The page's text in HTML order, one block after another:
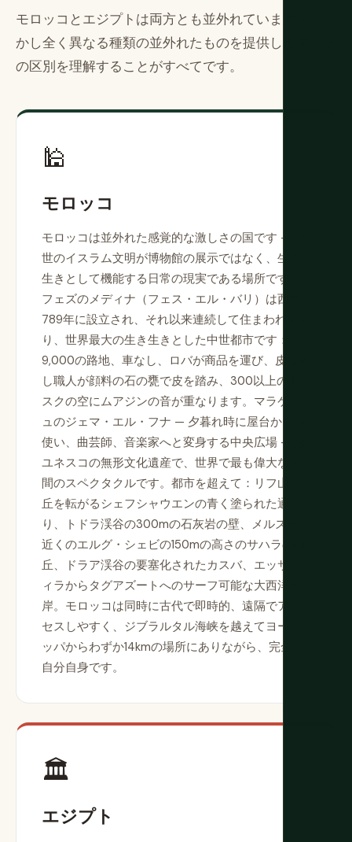
モロッコとエジプトは両方とも並外れています — し
かし全く異なる種類の並外れたものを提供します。そ
の区別を理解することがすべてです。
🕌
モロッコ
モロッコは並外れた感覚的な激しさの国です — 中
世のイスラム文明が博物館の展示ではなく、生き
生きとして機能する日常の現実である場所です。
フェズのメディナ（フェス・エル・バリ）は西暦
789年に設立され、それ以来連続して住まわれてお
り、世界最大の生き生きとした中世都市です：
9,000の路地、車なし、ロバが商品を運び、皮なめ
し職人が顔料の石の甕で皮を踏み、300以上のモ
スクの空にムアジンの音が重なります。マラケシ
ュのジェマ・エル・フナ — 夕暮れ時に屋台から蛇
使い、曲芸師、音楽家へと変身する中央広場 — は
ユネスコの無形文化遺産で、世界で最も偉大な人
間のスペクタクルです。都市を超えて：リフ山の
丘を転がるシェフシャウエンの青く塗られた通
り、トドラ渓谷の300mの石灰岩の壁、メルズーガ
近くのエルグ・シェビの150mの高さのサハラの砂
丘、ドラア渓谷の要塞化されたカスバ、エッサウ
ィラからタグアズートへのサーフ可能な大西洋沿
岸。モロッコは同時に古代で即時的、遠隔でアク
セスしやすく、ジブラルタル海峡を越えてヨーロ
ッパからわずか14kmの場所にありながら、完全に
自分自身です。
🏛️
エジプト